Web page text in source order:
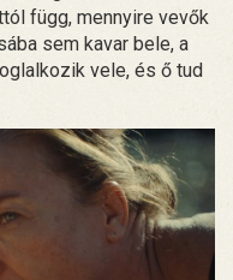
függ, mennyire vevők
sem kavar bele, a
vele, és ő tud